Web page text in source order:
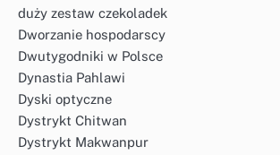
duży zestaw czekoladek
Dworzanie hospodarscy
Dwutygodniki w Polsce
Dynastia Pahlawi
Dyski optyczne
Dystrykt Chitwan
Dystrykt Makwanpur